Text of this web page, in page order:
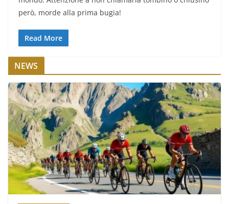
però, morde alla prima bugia!
Read More
NEWS